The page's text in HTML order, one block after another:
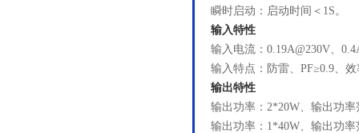
瞬时启动：启动时间＜1S。
输入特性
输入电流：0.19A@230V、
输入特点：防雷、PF≥0.9、效
输出特性
输出功率：2*20W、输出功
输出功率：1*40W、输出功